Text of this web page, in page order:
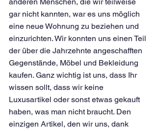
gar nicht kannten, war es uns möglich
eine neue Wohnung zu beziehen und
einzurichten. Wir konnten uns einen Teil
der über die Jahrzehnte angeschafften
Gegenstände, Möbel und Bekleidung
kaufen. Ganz wichtig ist uns, dass Ihr
wissen sollt, dass wir keine
Luxusartikel oder sonst etwas gekauft
haben, was man nicht braucht. Den
einzigen Artikel, den wir uns, dank